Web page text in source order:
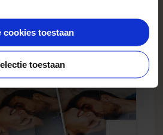
cookies toestaan
toestaan
op een prachtige
premium album dat perfect
zoals een bruiloft, jubileum,
cadeau.